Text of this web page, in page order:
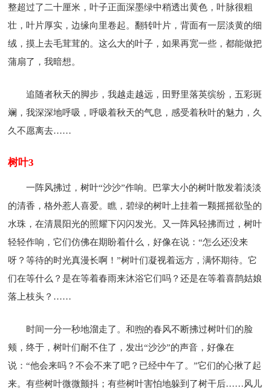
整超过了二十厘米，叶子正面深墨绿中稍透出黄色，叶脉很粗
壮，叶片厚实，边缘向里卷起。翻转叶片，背面有一层淡黄的细
绒，摸上去毛茸茸的。这么大的叶子，如果再宽一些，都能做把
蒲扇了，我暗想。
追随者秋天的脚步，我越走越远，田野里落英缤纷，五彩斑
斓，我深深地呼吸，呼吸着秋天的气息，感受着秋叶的魅力，久
久不愿离去……
树叶3
一阵风拂过，树叶“沙沙”作响。巴掌大小的树叶散发着淡淡
的清香，格外惹人喜爱。瞧，碧绿的树叶上挂着一颗摇摇欲坠的
水珠，在清晨阳光的照耀下闪闪发光。又一阵风轻拂而过，树叶
轻轻作响，它们仿佛在期盼着什么，好像在说：“怎么还没来
呀？等待的时光真漫长啊！”树叶们凝视着远方，满怀期待。它
们在等什么？是在等着春雨来沐浴它们吗？还是在等着喜鹊姑娘
落上枝头？……
时间一分一秒地溜走了。和煦的春风不断拂过树叶们的脸
颊，终于，树叶们耐不住了，发出“沙沙”的声音，好像在
说：“他会来吗？不会不来了吧？已经中午了。”它们的心揪了起
来。有些树叶微微颤抖；有些树叶害怕地躲到了树干后……风儿